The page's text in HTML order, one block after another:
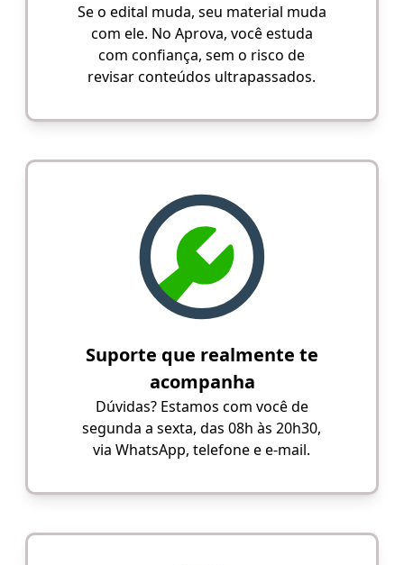
Se o edital muda, seu material muda
com ele. No Aprova, você estuda
com confiança, sem o risco de
revisar conteúdos ultrapassados.
Suporte que realmente te
acompanha
Dúvidas? Estamos com você de
segunda a sexta, das 08h às 20h30,
via WhatsApp, telefone e e-mail.